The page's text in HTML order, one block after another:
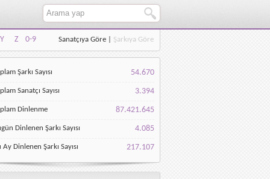
Y Z
0-9
Y Z 0-9
Sanatçıya Göre Şarkıya Göre
Şarkı Sayısı 54.670
Sanatçı Sayısı 3.394
Dinlenme 87.421.645
Dinlenen Şarkı Sayısı 4.085
Ay Dinlenen Şarkı Sayısı 217.107